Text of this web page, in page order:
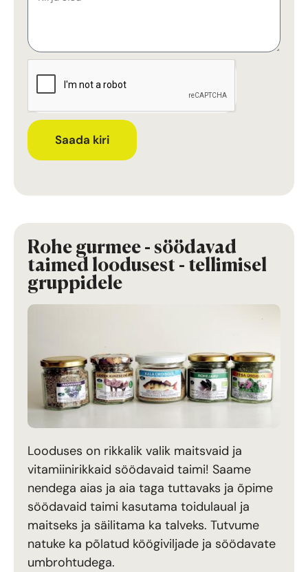
Saada kiri
Rohe gurmee - söödavad
taimed loodusest - tellimisel
gruppidele
Looduses on rikkalik valik maitsvaid ja
vitamiinirikkaid söödavaid taimi! Saame
nendega aias ja aia taga tuttavaks ja õpime
söödavaid taimi kasutama toidulaual ja
maitseks ja säilitama ka talveks. Tutvume
natuke ka põlatud köögiviljade ja söödavate
umbrohtudega.